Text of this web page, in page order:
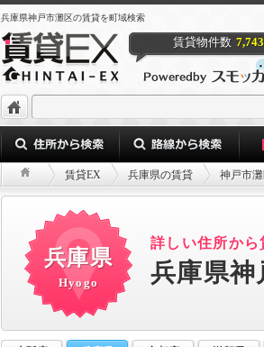
兵庫県神戸市灘区の賃貸を町域検索
賃貸物件数
賃貸EX 兵庫県の賃貸 神戸市
兵庫県
Hyogo
詳しい住所から
兵庫県神